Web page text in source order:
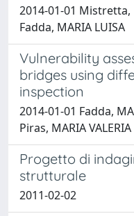
2014-01-01 Mistretta,
Fadda, MARIA LUISA
Vulnerability
bridges using
inspection
2014-01-01 Fadda,
Piras, MARIA VALERIA
Progetto di
strutturale
2011-02-02